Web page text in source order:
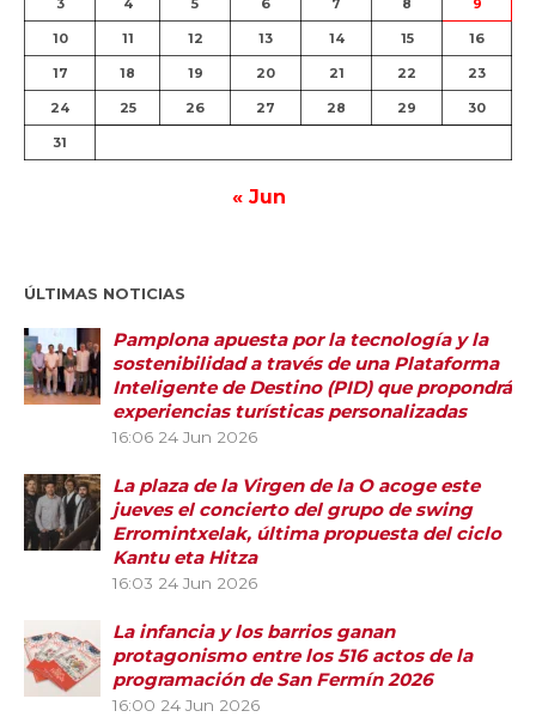
3 4 5 6 7 8 9
10 11 12 13 14 15 16
17 18 19 20 21 22 23
24 25 26 27 28 29 30
31
« Jun
ÚLTIMAS NOTICIAS
Pamplona apuesta por la tecnología y la
sostenibilidad a través de una Plataforma
Inteligente de Destino (PID) que propondrá
experiencias turísticas personalizadas
16:06 24 Jun 2026
La plaza de la Virgen de la O acoge este
jueves el concierto del grupo de swing
Erromintxelak, última propuesta del ciclo
Kantu eta Hitza
16:03 24 Jun 2026
La infancia y los barrios ganan
protagonismo entre los 516 actos de la
programación de San Fermín 2026
16:00 24 Jun 2026